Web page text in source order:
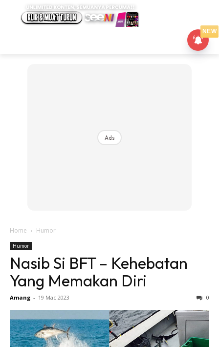
Ads
Home Humor
Humor
Nasib Si BFT – Kehebatan
Yang Memakan Diri
Amang - 19 Mac 2023 0
NEW